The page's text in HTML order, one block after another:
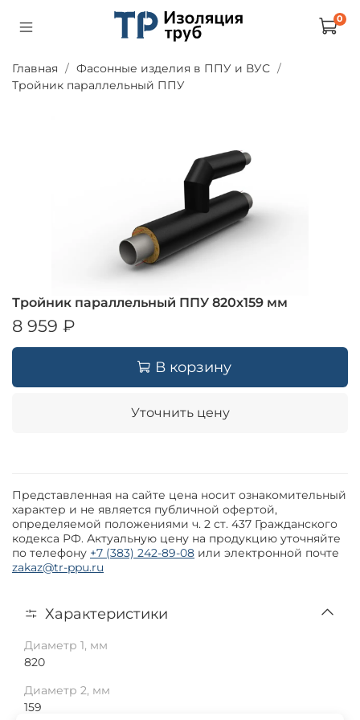
0
Главная
Фасонные изделия в ППУ и ВУС
Тройник параллельный ППУ
Тройник параллельный ППУ 820х159 мм
8 959 ₽
В корзину
Уточнить цену
Представленная на сайте цена носит ознакомительный
характер и не является публичной офертой,
определяемой положениями ч. 2 ст. 437 Гражданского
кодекса РФ. Актуальную цену на продукцию уточняйте
по телефону +7 (383) 242-89-08 или электронной почте
zakaz@tr-ppu.ru
Характеристики
Диаметр 1, мм
820
Диаметр 2, мм
159